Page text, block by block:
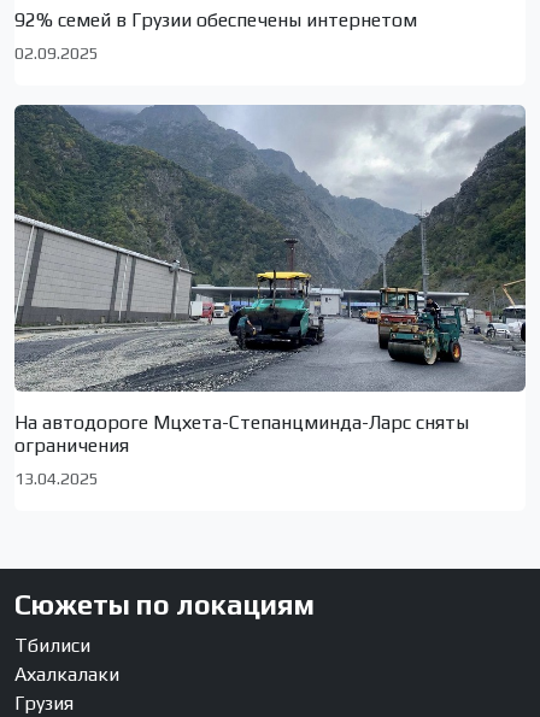
92% семей в Грузии обеспечены интернетом
02.09.2025
На автодороге Мцхета-Степанцминда-Ларс сняты
ограничения
13.04.2025
Сюжеты по локациям
Тбилиси
Ахалкалаки
Грузия